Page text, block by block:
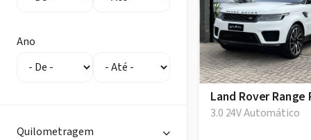
Ano
Quilometragem
Land Rover Range
3.0 24V Automático